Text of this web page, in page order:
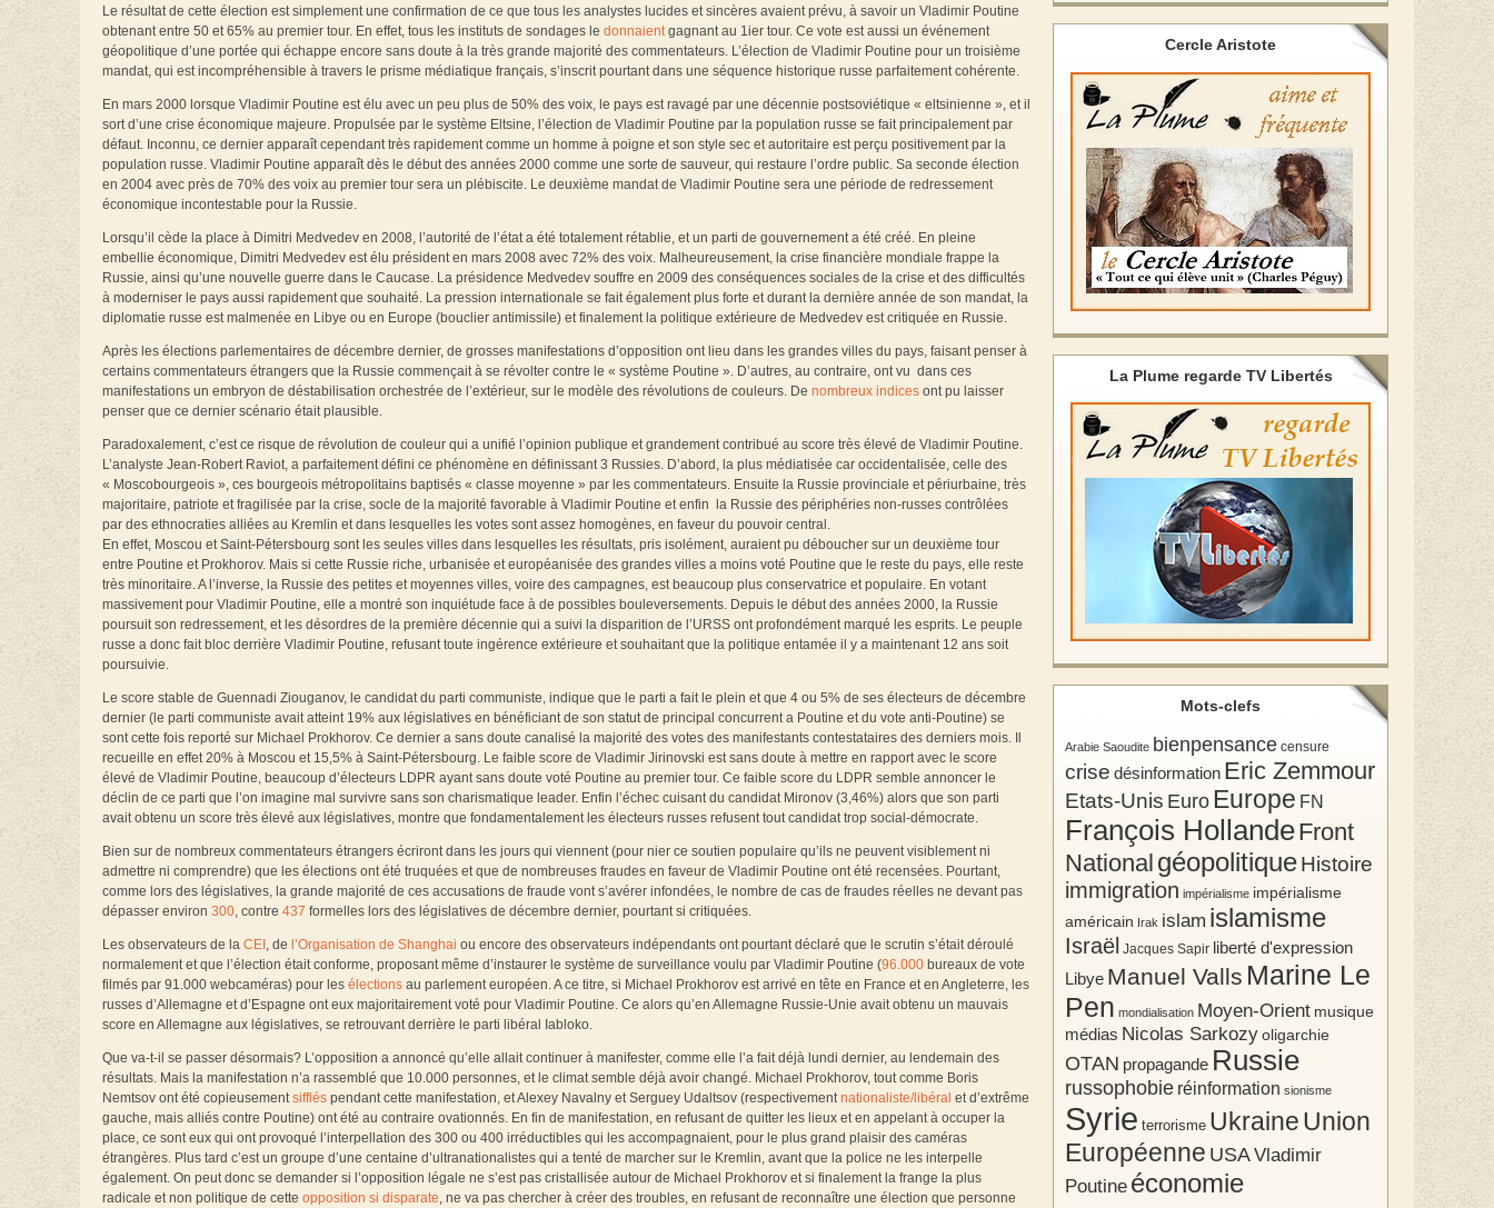
Le résultat de cette élection est simplement une confirmation de ce que tous les analystes lucides et sincères avaient prévu, à savoir un Vladimir Poutine
obtenant entre 50 et 65% au premier tour. En effet, tous les instituts de sondages le donnaientgagnant au 1ier tour. Ce vote est aussi un événement
géopolitique d’une portée qui échappe encore sans doute à la très grande majorité des commentateurs. L’élection de Vladimir Poutine pour un troisième
mandat, qui est incompréhensible à travers le prisme médiatique français, s’inscrit pourtant dans une séquence historique russe parfaitement cohérente.
En mars 2000 lorsque Vladimir Poutine est élu avec un peu plus de 50% des voix, le pays est ravagé par une décennie postsoviétique « eltsinienne », et il
sort d’une crise économique majeure. Propulsée par le système Eltsine, l’élection de Vladimir Poutine par la population russe se fait principalement par
défaut. Inconnu, ce dernier apparaît cependant très rapidement comme un homme à poigne et son style sec et autoritaire est perçu positivement par la
population russe. Vladimir Poutine apparaît dès le début des années 2000 comme une sorte de sauveur, qui restaure l’ordre public. Sa seconde élection
en 2004 avec près de 70% des voix au premier tour sera un plébiscite. Le deuxième mandat de Vladimir Poutine sera une période de redressement
économique incontestable pour la Russie.
Lorsqu’il cède la place à Dimitri Medvedev en 2008, l’autorité de l’état a été totalement rétablie, et un parti de gouvernement a été créé. En pleine
embellie économique, Dimitri Medvedev est élu président en mars 2008 avec 72% des voix. Malheureusement, la crise financière mondiale frappe la
Russie, ainsi qu’une nouvelle guerre dans le Caucase. La présidence Medvedev souffre en 2009 des conséquences sociales de la crise et des difficultés
à moderniser le pays aussi rapidement que souhaité. La pression internationale se fait également plus forte et durant la dernière année de son mandat, la
diplomatie russe est malmenée en Libye ou en Europe (bouclier antimissile) et finalement la politique extérieure de Medvedev est critiquée en Russie.
Après les élections parlementaires de décembre dernier, de grosses manifestations d’opposition ont lieu dans les grandes villes du pays, faisant penser à
certains commentateurs étrangers que la Russie commençait à se révolter contre le « système Poutine ». D’autres, au contraire, ont vu dans ces
manifestations un embryon de déstabilisation orchestrée de l’extérieur, sur le modèle des révolutions de couleurs. De nombreux indices ont pu laisser
penser que ce dernier scénario était plausible.
Paradoxalement, c’est ce risque de révolution de couleur qui a unifié l’opinion publique et grandement contribué au score très élevé de Vladimir Poutine.
L’analyste Jean-Robert Raviot, a parfaitement défini ce phénomène en définissant 3 Russies. D’abord, la plus médiatisée car occidentalisée, celle des
« Moscobourgeois », ces bourgeois métropolitains baptisés « classe moyenne » par les commentateurs. Ensuite la Russie provinciale et périurbaine, très
majoritaire, patriote et fragilisée par la crise, socle de la majorité favorable à Vladimir Poutine et enfin la Russie des périphéries non-russes contrôlées
par des ethnocraties alliées au Kremlin et dans lesquelles les votes sont assez homogènes, en faveur du pouvoir central.
En effet, Moscou et Saint-Pétersbourg sont les seules villes dans lesquelles les résultats, pris isolément, auraient pu déboucher sur un deuxième tour
entre Poutine et Prokhorov. Mais si cette Russie riche, urbanisée et européanisée des grandes villes a moins voté Poutine que le reste du pays, elle reste
très minoritaire. A l’inverse, la Russie des petites et moyennes villes, voire des campagnes, est beaucoup plus conservatrice et populaire. En votant
massivement pour Vladimir Poutine, elle a montré son inquiétude face à de possibles bouleversements. Depuis le début des années 2000, la Russie
poursuit son redressement, et les désordres de la première décennie qui a suivi la disparition de l’URSS ont profondément marqué les esprits. Le peuple
russe a donc fait bloc derrière Vladimir Poutine, refusant toute ingérence extérieure et souhaitant que la politique entamée il y a maintenant 12 ans soit
poursuivie.
Le score stable de Guennadi Ziouganov, le candidat du parti communiste, indique que le parti a fait le plein et que 4 ou 5% de ses électeurs de décembre
dernier (le parti communiste avait atteint 19% aux législatives en bénéficiant de son statut de principal concurrent a Poutine et du vote anti-Poutine) se
sont cette fois reporté sur Michael Prokhorov. Ce dernier a sans doute canalisé la majorité des votes des manifestants contestataires des derniers mois. Il
recueille en effet 20% à Moscou et 15,5% à Saint-Pétersbourg. Le faible score de Vladimir Jirinovski est sans doute à mettre en rapport avec le score
élevé de Vladimir Poutine, beaucoup d’électeurs LDPR ayant sans doute voté Poutine au premier tour. Сe faible score du LDPR semble annoncer le
déclin de ce parti que l’on imagine mal survivre sans son charismatique leader. Enfin l’échec cuisant du candidat Mironov (3,46%) alors que son parti
avait obtenu un score très élevé aux législatives, montre que fondamentalement les électeurs russes refusent tout candidat trop social-démocrate.
Bien sur de nombreux commentateurs étrangers écriront dans les jours qui viennent (pour nier ce soutien populaire qu’ils ne peuvent visiblement ni
admettre ni comprendre) que les élections ont été truquées et que de nombreuses fraudes en faveur de Vladimir Poutine ont été recensées. Pourtant,
comme lors des législatives, la grande majorité de ces accusations de fraude vont s’avérer infondées, le nombre de cas de fraudes réelles ne devant pas
dépasser environ 300, contre 437 formelles lors des législatives de décembre dernier, pourtant si critiquées.
Les observateurs de la CEI , de l’Organisation de Shanghai ou encore des observateurs indépendants ont pourtant déclaré que le scrutin s’était déroulé
normalement et que l’élection était conforme, proposant même d’instaurer le système de surveillance voulu par Vladimir Poutine (96.000 bureaux de vote
filmés par 91.000 webcaméras) pour les élections au parlement européen. A ce titre, si Michael Prokhorov est arrivé en tête en France et en Angleterre, les
russes d’Allemagne et d’Espagne ont eux majoritairement voté pour Vladimir Poutine. Ce alors qu’en Allemagne Russie-Unie avait obtenu un mauvais
score en Allemagne aux législatives, se retrouvant derrière le parti libéral Iabloko.
Que va-t-il se passer désormais? L’opposition a annoncé qu’elle allait continuer à manifester, comme elle l’a fait déjà lundi dernier, au lendemain des
résultats. Mais la manifestation n’a rassemblé que 10.000 personnes, et le climat semble déjà avoir changé. Michael Prokhorov, tout comme Boris
Nemtsov ont été copieusementsifflés pendant cette manifestation, et Alexey Navalny et Serguey Udaltsov (respectivementnationaliste/libéral et d’extrême
gauche, mais alliés contre Poutine) ont été au contraire ovationnés. En fin de manifestation, en refusant de quitter les lieux et en appelant à occuper la
place, ce sont eux qui ont provoqué l’interpellation des 300 ou 400 irréductibles qui les accompagnaient, pour le plus grand plaisir des caméras
étrangères. Plus tard c’est un groupe d’une centaine d’ultranationalistes qui a tenté de marcher sur le Kremlin, avant que la police ne les interpelle
également. On peut donc se demander si l’opposition légale ne s’est pas cristallisée autour de Michael Prokhorov et si finalement la frange la plus
radicale et non politique de cette opposition si disparate, ne va pas chercher à créer des troubles, en refusant de reconnaître une élection que personne
Cercle Aristote
La Plume regarde TV Libertés
Mots-clefs
Arabie Saoudite bienpensance censure
crise désinformation Eric Zemmour
Etats-Unis Euro Europe FN
François HollandeFront
National géopolitiqueHistoire
immigration impérialisme impérialisme
américain Irak islam islamisme
Israël Jacques Sapir liberté d'expression
Libye Manuel Valls Marine Le
Pen mondialisation Moyen-Orient musique
médias Nicolas Sarkozyoligarchie
OTAN propagande Russie
russophobie réinformation sionisme
Syrie terrorisme Ukraine Union
Européenne USAVladimir
Poutine économie